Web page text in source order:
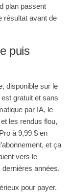
plan passent
résultat avant de
puis
disponible sur le
gratuit et sans
par IA, le
les rendus flou,
à 9,99 $ en
et ça
vers le
années.
pour payer.